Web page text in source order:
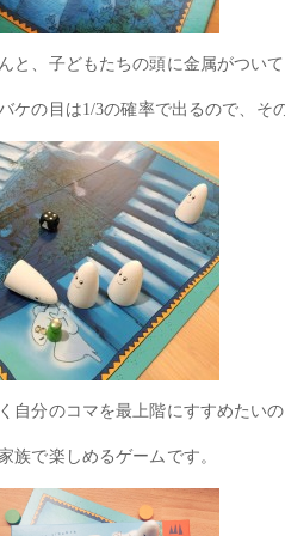
と、子どもたちの頭に金属がつい
ケの目は1/3の確率で出るので、そ
自分のコマを最上階にすすめたい
族で楽しめるゲームです。